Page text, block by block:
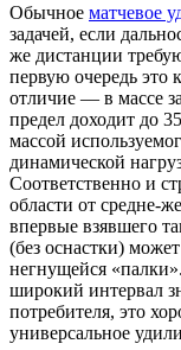
Обычное матчевое
задачей, если
же дистанции
первую очередь это
отличие — в массе
предел доходит до
массой
динамической
Соответственно и
области от средне-
впервые взявшего
(без оснастки)
негнущейся
широкий интервал
потребителя, это
универсальное